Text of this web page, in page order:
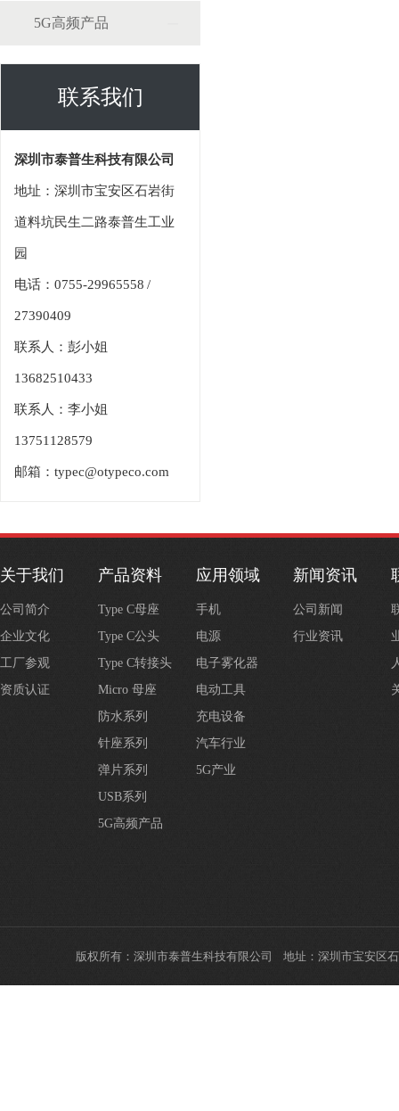
5G高频产品
联系我们
深圳市泰普生科技有限公司
地址：深圳市宝安区石岩街
道料坑民生二路泰普生工业
园
电话：0755-29965558 /
27390409
联系人：彭小姐
13682510433
联系人：李小姐
13751128579
邮箱：typec@otypeco.com
关于我们
公司简介
企业文化
工厂参观
资质认证
产品资料
Type C母座
Type C公头
Type C转接头
Micro 母座
防水系列
针座系列
弹片系列
USB系列
5G高频产品
应用领域
手机
电源
电子雾化器
电动工具
充电设备
汽车行业
5G产业
新闻资讯
公司新闻
行业资讯
版权所有：深圳市泰普生科技有限公司 地址：深圳市宝安